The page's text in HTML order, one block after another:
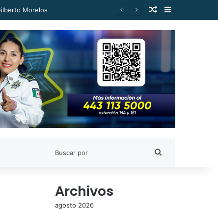
Morelos Publicación al
Barra lateral
Archivos
agosto 2026